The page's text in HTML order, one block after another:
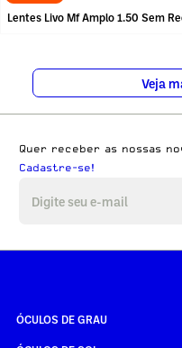
Lentes Livo Mf Amplo 1.50 Sem
Veja
Quer receber as nossas
Cadastre-se!
ÓCULOS DE GRAU